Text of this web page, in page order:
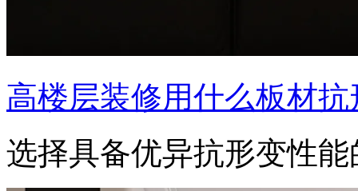
高楼层装修用什么板材抗
选择具备优异抗形变性